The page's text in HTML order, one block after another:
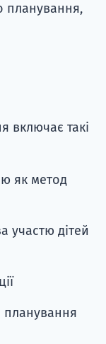
планування,
включає такі
як метод
участю дітей
планування